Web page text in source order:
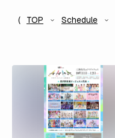
TOP Schedule